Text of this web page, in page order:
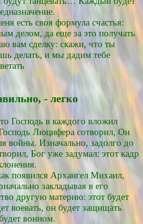
есть своя формула счастья:
делом, да еще за это получать
вам сделку: скажи, что ты
делать, и мы дадим тебе
- легко
Господь в каждого вложил
Люцифера сотворил, Он
войны. Изначально, задолго до
Бог уже задумал: этот кадр
появился Архангел Михаил,
закладывая в его
другую материю: этот будет
воевать, он будет защищать
воином.